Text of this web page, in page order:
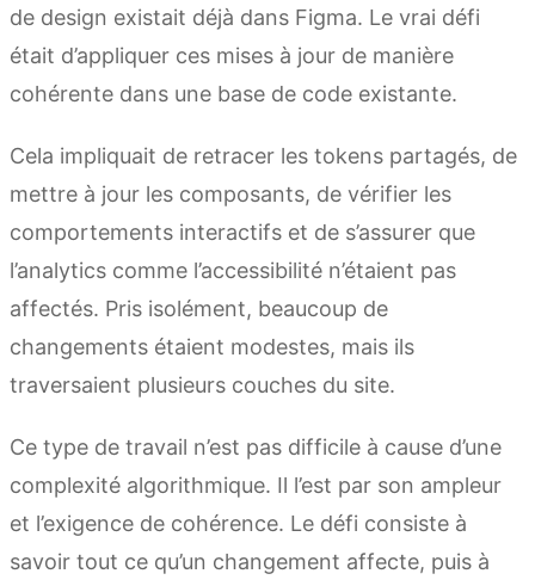
de design existait déjà dans Figma. Le vrai défi
était d’appliquer ces mises à jour de manière
cohérente dans une base de code existante.
Cela impliquait de retracer les tokens partagés, de
mettre à jour les composants, de vérifier les
comportements interactifs et de s’assurer que
l’analytics comme l’accessibilité n’étaient pas
affectés. Pris isolément, beaucoup de
changements étaient modestes, mais ils
traversaient plusieurs couches du site.
Ce type de travail n’est pas difficile à cause d’une
complexité algorithmique. Il l’est par son ampleur
et l’exigence de cohérence. Le défi consiste à
savoir tout ce qu’un changement affecte, puis à